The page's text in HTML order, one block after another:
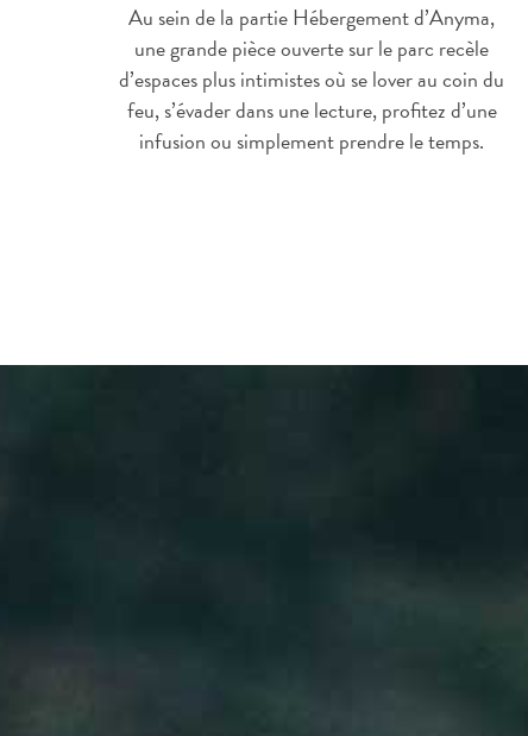
Au sein de la partie Hébergement d’Anyma,
une grande pièce ouverte sur le parc recèle
d’espaces plus intimistes où se lover au coin du
feu, s’évader dans une lecture, profitez d’une
infusion ou simplement prendre le temps.